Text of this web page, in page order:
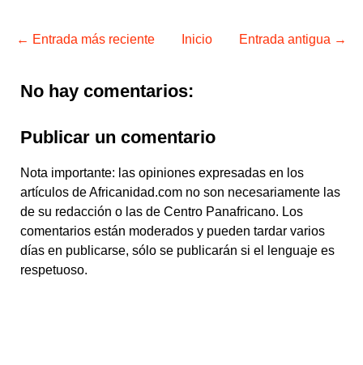
← Entrada más reciente Entrada antigua →
Inicio
No hay comentarios:
Publicar un comentario
Nota importante: las opiniones expresadas en los
artículos de Africanidad.com no son necesariamente las
de su redacción o las de Centro Panafricano. Los
comentarios están moderados y pueden tardar varios
días en publicarse, sólo se publicarán si el lenguaje es
respetuoso.